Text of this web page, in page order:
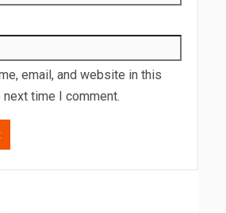
email, and website in this
time I comment.